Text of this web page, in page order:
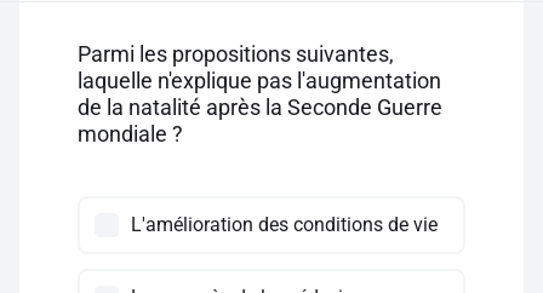
Parmi les propositions suivantes,
laquelle n'explique pas l'augmentation
de la natalité après la Seconde Guerre
mondiale ?
L'amélioration des conditions de vie